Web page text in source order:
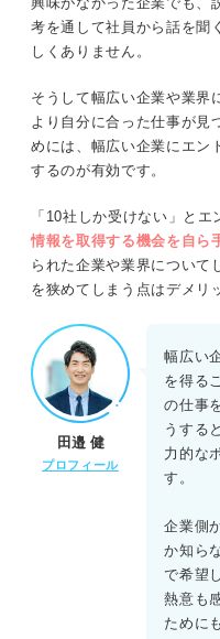
考を通して社員から話を聞
しくありません。
そうして幅広い企業や業界
より自分に合った仕事が見
めには、幅広い企業にエン
するのが有効です。
「10社しか受けない」とエ
情報を取得する機会を自ら
られた企業や業界について
を狭めてしまう点はデメリ
田邉 健
プロフィール
幅広い
を得る
の仕事
うする
力的な
す。
企業側
か知ら
で希望
熱意も
ために